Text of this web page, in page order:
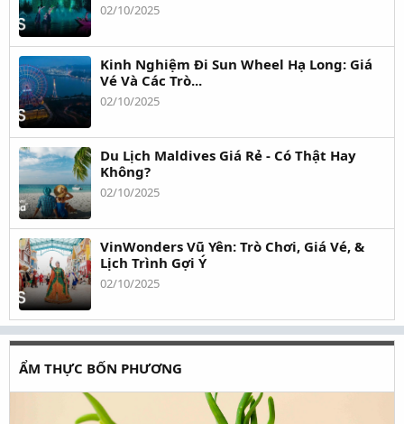
02/10/2025
Kinh Nghiệm Đi Sun Wheel Hạ Long: Giá
Vé Và Các Trò...
02/10/2025
Du Lịch Maldives Giá Rẻ - Có Thật Hay
Không?
02/10/2025
VinWonders Vũ Yên: Trò Chơi, Giá Vé, &
Lịch Trình Gợi Ý
02/10/2025
ẨM THỰC BỐN PHƯƠNG